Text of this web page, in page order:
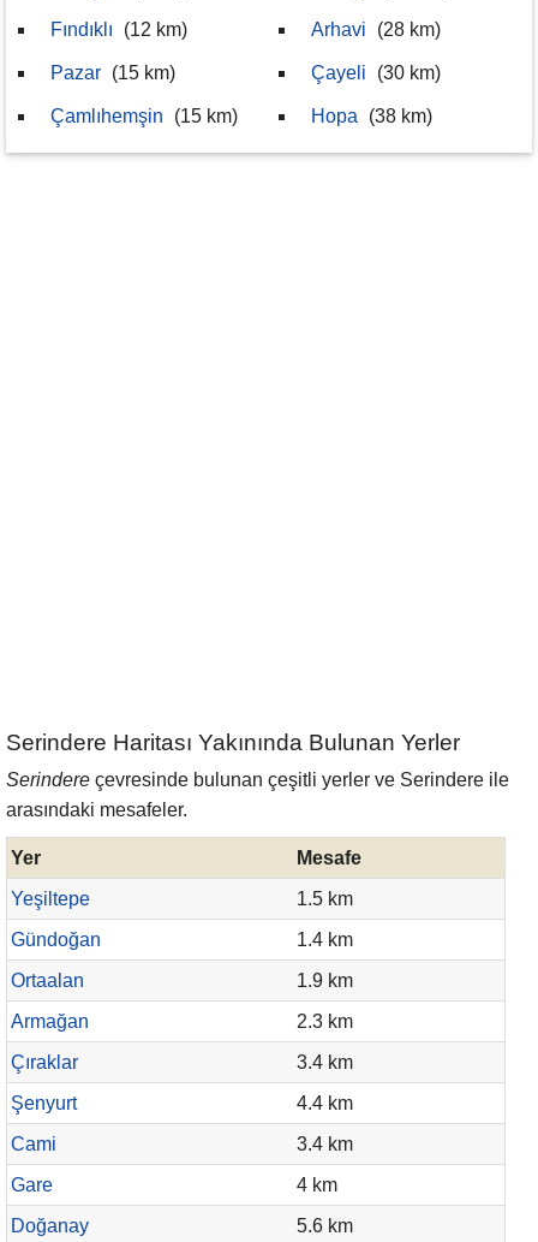
Fındıklı (12 km)
Pazar (15 km)
Çamlıhemşin (15 km)
Arhavi (28 km)
Çayeli (30 km)
Hopa (38 km)
Serindere Haritası Yakınında Bulunan Yerler
Serindere çevresinde bulunan çeşitli yerler ve Serindere ile
arasındaki mesafeler.
Yer
Mesafe
Yeşiltepe
1.5 km
Gündoğan
1.4 km
Ortaalan
1.9 km
Armağan
2.3 km
Çıraklar
3.4 km
Şenyurt
4.4 km
Cami
3.4 km
Gare
4 km
Doğanay
5.6 km